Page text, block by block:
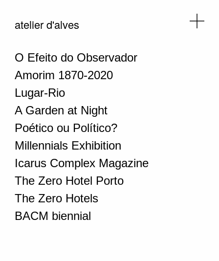
atelier d'alves
O Efeito do Observador
Amorim 1870-2020
Lugar-Rio
A Garden at Night
Poético ou Político?
Millennials Exhibition
Icarus Complex Magazine
The Zero Hotel Porto
The Zero Hotels
BACM biennial